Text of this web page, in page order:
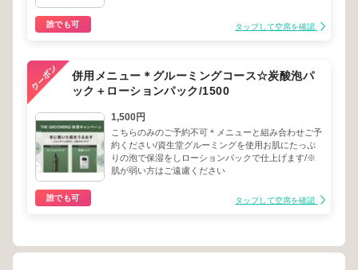
誰でも可 タップして空席を確認
併用メニュー＊グルーミングコース☆炭酸泡パ
ック＋ローションパック/1500
1,500円
こちらのみのご予約不可＊メニューと組み合わせご予
約ください/資生堂グルーミングを使用お肌にたっぷ
りの泡で保湿をしローションパックで仕上げます/※
肌が弱い方はご遠慮ください
誰でも可 タップして空席を確認